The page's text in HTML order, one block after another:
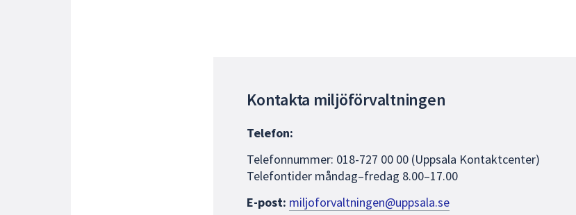
Kontakta miljöförvaltningen
Telefon:
Telefonnummer: 018-727 00 00 (Uppsala Kontaktcenter)
Telefontider måndag–fredag 8.00–17.00
E-post: miljoforvaltningen@uppsala.se